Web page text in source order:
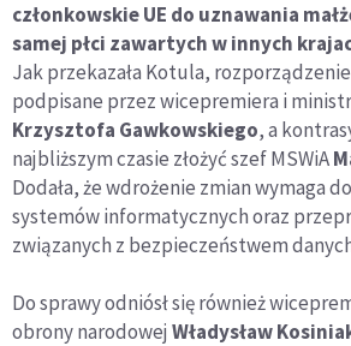
członkowskie UE do uznawania
samej płci zawartych w innych
Jak przekazała Kotula,
podpisane przez wicepremiera i
Krzysztofa Gawkowskiego, a
najbliższym czasie złożyć szef MSWiA
Dodała, że wdrożenie zmian wymaga
systemów informatycznych oraz
związanych z bezpieczeństwem
Do sprawy odniósł się również
obrony narodowej Władysław